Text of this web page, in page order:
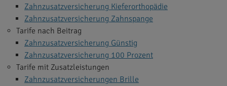
Zahnzusatzversicherung Kieferorthopädie
Zahnzusatzversicherung Zahnspange
Tarife nach Beitrag
Zahnzusatzversicherung Günstig
Zahnzusatzversicherung 100 Prozent
Tarife mit Zusatzleistungen
Zahnzusatzversicherungen Brille